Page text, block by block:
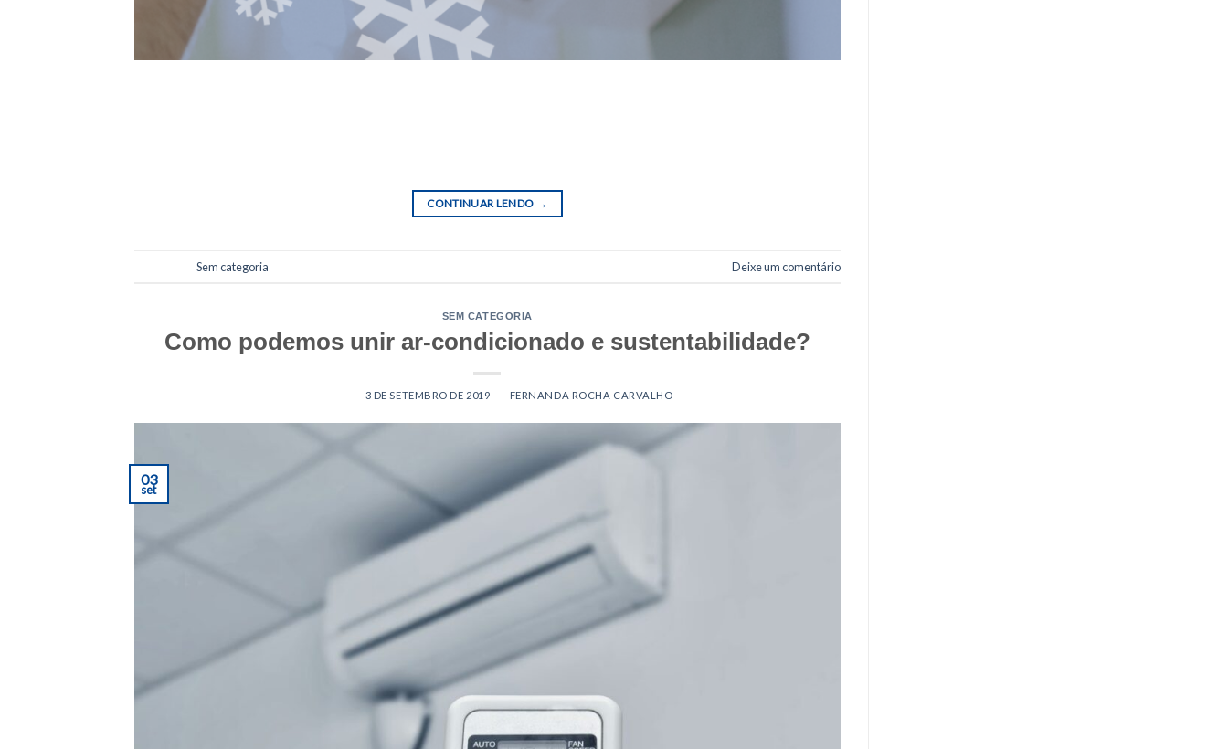
CONTINUAR LENDO →
Sem categoria Deixe um comentário
SEM CATEGORIA
Como podemos unir ar-condicionado e sustentabilidade?
3 DE SETEMBRO DE 2019 FERNANDA ROCHA CARVALHO
03
set